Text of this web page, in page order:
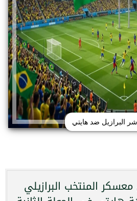
البرازيل ضد هايتي
المنتخب البرازيلي